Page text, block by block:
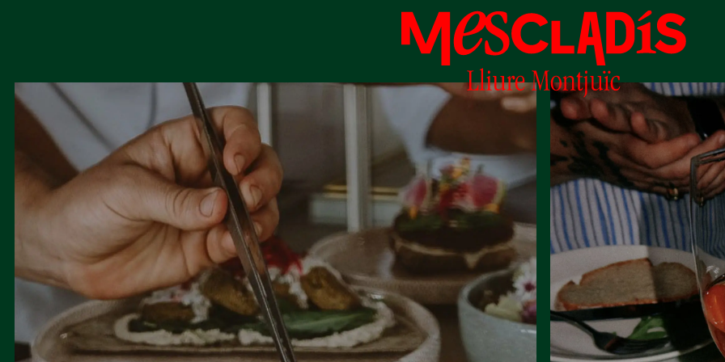
Productora social
Productora d'experiències
Productora d'ocupació
Productora de coneixement
Productora cultural
Agenda
Els nostres tallers
Blog
Contacte